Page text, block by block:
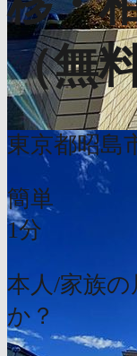
（無
東京都昭島
簡単
1分
本人/家族
か？